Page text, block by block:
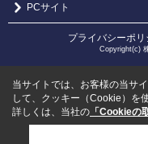
PCサイト
プライバシーポリ
Copyright(c)
当サイトでは、お客様の当サ
して、クッキー（Cookie）を
詳しくは、当社の 「Cookieの